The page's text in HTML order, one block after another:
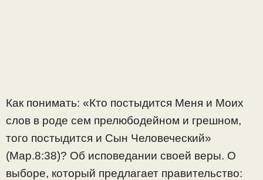
Как понимать: «Кто постыдится Меня и Моих
слов в роде сем прелюбодейном и грешном,
того постыдится и Сын Человеческий»
(Мар.8:38)? Об исповедании своей веры. О
выборе, который предлагает правительство: